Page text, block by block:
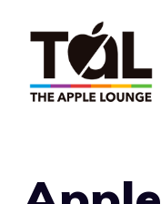
contenuto